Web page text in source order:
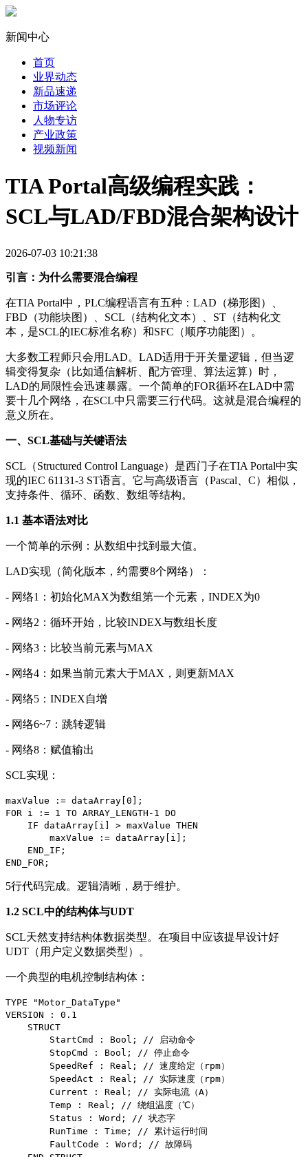
新闻中心
首页
业界动态
新品速递
市场评论
人物专访
产业政策
视频新闻
TIA Portal高级编程实践：
SCL与LAD/FBD混合架构设计
2026-07-03 10:21:38
引言：为什么需要混合编程
在TIA Portal中，PLC编程语言有五种：LAD（梯形图）、
FBD（功能块图）、SCL（结构化文本）、ST（结构化文
本，是SCL的IEC标准名称）和SFC（顺序功能图）。
大多数工程师只会用LAD。LAD适用于开关量逻辑，但当逻
辑变得复杂（比如通信解析、配方管理、算法运算）时，
LAD的局限性会迅速暴露。一个简单的FOR循环在LAD中需
要十几个网络，在SCL中只需要三行代码。这就是混合编程的
意义所在。
一、SCL基础与关键语法
SCL（Structured Control Language）是西门子在TIA Portal中实
现的IEC 61131-3 ST语言。它与高级语言（Pascal、C）相似，
支持条件、循环、函数、数组等结构。
1.1 基本语法对比
一个简单的示例：从数组中找到最大值。
LAD实现（简化版本，约需要8个网络）：
- 网络1：初始化MAX为数组第一个元素，INDEX为0
- 网络2：循环开始，比较INDEX与数组长度
- 网络3：比较当前元素与MAX
- 网络4：如果当前元素大于MAX，则更新MAX
- 网络5：INDEX自增
- 网络6~7：跳转逻辑
- 网络8：赋值输出
SCL实现：
maxValue := dataArray[0];
FOR i := 1 TO ARRAY_LENGTH-1 DO
IF dataArray[i] > maxValue THEN
maxValue := dataArray[i];
END_IF;
END_FOR;
5行代码完成。逻辑清晰，易于维护。
1.2 SCL中的结构体与UDT
SCL天然支持结构体数据类型。在项目中应该提早设计好
UDT（用户定义数据类型）。
一个典型的电机控制结构体：
TYPE "Motor_DataType"
VERSION : 0.1
STRUCT
StartCmd : Bool; // 启动命令
StopCmd : Bool; // 停止命令
SpeedRef : Real; // 速度给定（rpm）
SpeedAct : Real; // 实际速度（rpm）
Current : Real; // 实际电流（A）
Temp : Real; // 绕组温度（℃）
Status : Word; // 状态字
RunTime : Time; // 累计运行时间
FaultCode : Word; // 故障码